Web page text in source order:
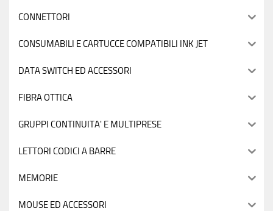
CONNETTORI
CONSUMABILI E CARTUCCE COMPATIBILI INK JET
DATA SWITCH ED ACCESSORI
FIBRA OTTICA
GRUPPI CONTINUITA' E MULTIPRESE
LETTORI CODICI A BARRE
MEMORIE
MOUSE ED ACCESSORI